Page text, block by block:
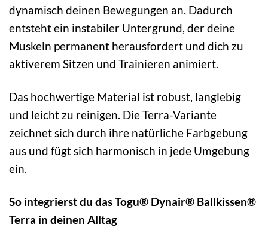
dynamisch deinen Bewegungen an. Dadurch
entsteht ein instabiler Untergrund, der deine
Muskeln permanent herausfordert und dich zu
aktiverem Sitzen und Trainieren animiert.
Das hochwertige Material ist robust, langlebig
und leicht zu reinigen. Die Terra-Variante
zeichnet sich durch ihre natürliche Farbgebung
aus und fügt sich harmonisch in jede Umgebung
ein.
So integrierst du das Togu® Dynair® Ballkissen®
Terra in deinen Alltag